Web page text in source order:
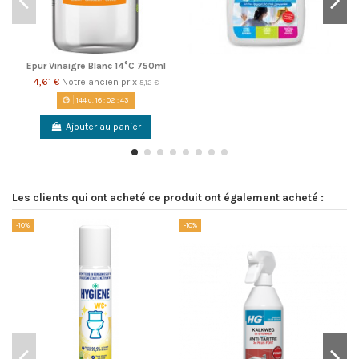
Epur Vinaigre Blanc 14°C 750ml
4,61 € Notre ancien prix5,12 €
144d.16:02 :42
Ajouter au panier
Les clients qui ont acheté ce produit ont également acheté :
-10% -10%